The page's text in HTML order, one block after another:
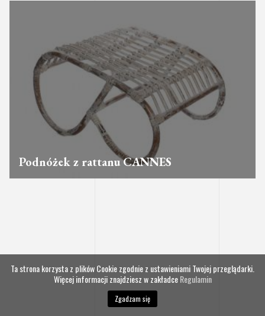
Podnóżek z rattanu CANNES
Ta strona korzysta z plików Cookie zgodnie z ustawieniami Twojej przeglądarki.
Więcej informacji znajdziesz w zakładceRegulamin
Zgadzam się